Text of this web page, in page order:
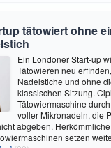
tätowiert ohne
Ein Londoner Start-up
Tätowieren neu
Nadelstiche und ohne
klassischen Sitzung.
Tätowiermaschine
voller Mikronadeln, die
abgeben.
setzen